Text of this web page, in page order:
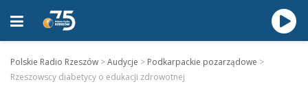
Polskie Radio Rzeszów >Audycje > Podkarpackie pozarządowe >
Rzeszowscy diabetycy o edukacji zdrowotnej